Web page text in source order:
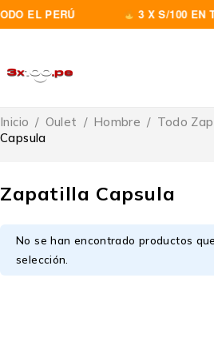
EL PERÚ 3 X S/100 EN
Zapatilla Capsula
Inicio / Oulet / Hombre / Todo
Capsula
No se han encontrado productos
selección.